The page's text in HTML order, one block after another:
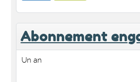
Abonnement
Un an